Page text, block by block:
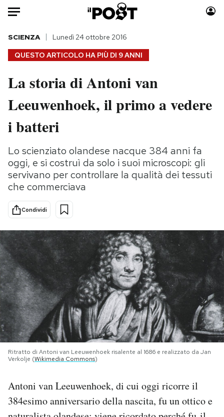
Auto
HOME
Italia
Politica
Tecnologia
Scienza
Economia
Sport
Moda
Consumismi
Media
PODCAST
NEWSLETTER
I MIEI PREFERITI
SHOP
QUESTO ARTICOLO HA PIÙ DI 9 ANNI
SCIENZA Lunedì 24 ottobre 2016
La storia di Antoni van
Leeuwenhoek, il primo a vedere
i batteri
Lo scienziato olandese nacque 384 anni fa
oggi, e si costruì da solo i suoi microscopi: gli
servivano per controllare la qualità dei tessuti
che commerciava
Condividi
Ritratto di Antoni van Leeuwenhoek risalente al 1686 e realizzato da Jan
Verkolje (Wikimedia Commons)
Antoni van Leeuwenhoek, di cui oggi ricorre il
384esimo anniversario della nascita, fu un ottico e